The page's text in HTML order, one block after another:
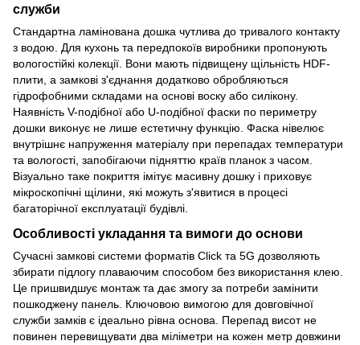
служби
Стандартна ламінована дошка чутлива до тривалого контакту
з водою. Для кухонь та передпокоїв виробники пропонують
вологостійкі колекції. Вони мають підвищену щільність HDF-
плити, а замкові з'єднання додатково обробляються
гідрофобними складами на основі воску або силікону.
Наявність V-подібної або U-подібної фаски по периметру
дошки виконує не лише естетичну функцію. Фаска нівелює
внутрішнє напруження матеріалу при перепадах температури
та вологості, запобігаючи підняттю країв планок з часом.
Візуально таке покриття імітує масивну дошку і приховує
мікроскопічні щілини, які можуть з'явитися в процесі
багаторічної експлуатації будівлі.
Особливості укладання та вимоги до основи
Сучасні замкові системи форматів Click та 5G дозволяють
збирати підлогу плаваючим способом без використання клею.
Це пришвидшує монтаж та дає змогу за потреби замінити
пошкоджену панель. Ключовою вимогою для довговічної
служби замків є ідеально рівна основа. Перепад висот не
повинен перевищувати два міліметри на кожен метр довжини